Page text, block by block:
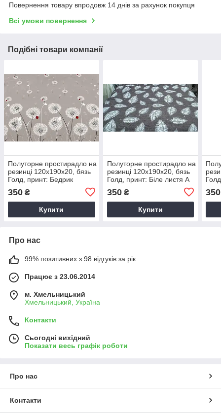
Повернення товару впродовж 14 днів за рахунок покупця
Всі умови повернення
Подібні товари компанії
Полуторне простирадло на
резинці 120х190х20, бязь
Голд, принт: Бедрик
350 ₴
Купити
Полуторне простирадло на
резинці 120х190х20, бязь
Голд, принт: Біле листя А
350₴
Купити
350
Про нас
99% позитивних з 98 відгуків за рік
Працює з 23.06.2014
м. Хмельницький
Хмельницький, Україна
Контакти
Сьогодні вихідний
Показати весь графік роботи
Про нас
Контакти